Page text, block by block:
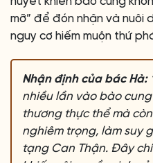
mỡ” để đón nhận và nuôi
nguy cơ hiếm muộn thứ
Nhận định của bác Hà:
nhiều lần vào bào
thương thực thể mà
nghiêm trọng, làm suy
tạng Can Thận. Đây